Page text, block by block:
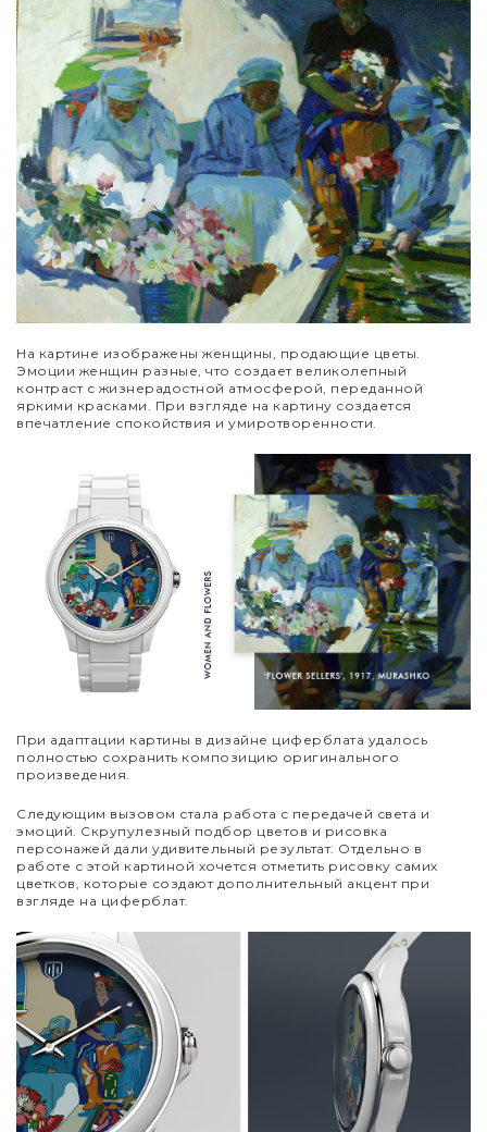
На картине изображены женщины, продающие цветы.
Эмоции женщин разные, что создает великолепный
контраст с жизнерадостной атмосферой, переданной
яркими красками. При взгляде на картину создается
впечатление спокойствия и умиротворенности.
При адаптации картины в дизайне циферблата удалось
полностью сохранить композицию оригинального
произведения.
Следующим вызовом стала работа с передачей света и
эмоций. Скрупулезный подбор цветов и рисовка
персонажей дали удивительный результат. Отдельно в
работе с этой картиной хочется отметить рисовку самих
цветков, которые создают дополнительный акцент при
взгляде на циферблат.